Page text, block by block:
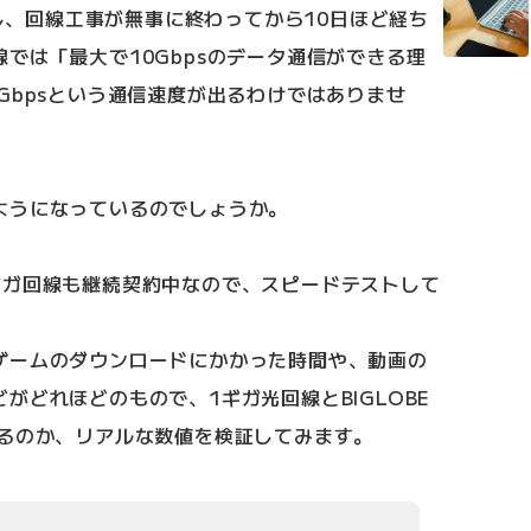
回線工事が無事に終わってから10日ほど経ち
では「最大で10Gbpsのデータ通信ができる理
という通信速度が出るわけではありませ
になっているのでしょうか。
回線も継続契約中なので、スピードテストして
ムのダウンロードにかかった時間や、動画の
どれほどのもので、1ギガ光回線とBIGLOBE
か、リアルな数値を検証してみます。